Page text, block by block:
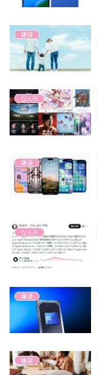
嫌儲
なんG
嫌儲
なんG
嫌儲
嫌儲